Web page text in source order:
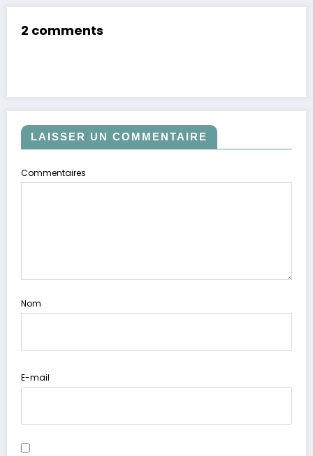
2 comments
LAISSER UN COMMENTAIRE
Commentaires
Nom
E-mail